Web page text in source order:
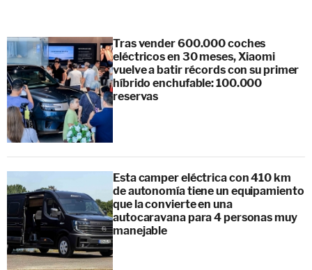
Tras vender 600.000 coches
eléctricos en 30 meses, Xiaomi
vuelve a batir récords con su primer
híbrido enchufable: 100.000
reservas
Esta camper eléctrica con 410 km
de autonomía tiene un equipamiento
que la convierte en una
autocaravana para 4 personas muy
manejable